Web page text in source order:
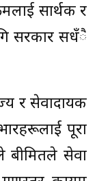
सार्थक र
सरकार सधँै
र सेवाप्रदायक
पूरा
बीमितले सेवा